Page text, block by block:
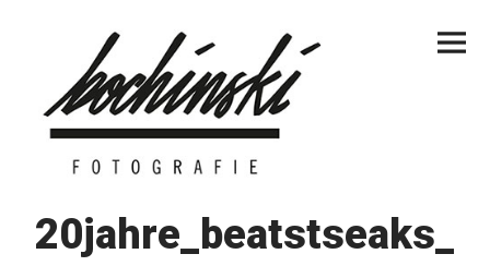
Menu
20jahre_beatstseaks_